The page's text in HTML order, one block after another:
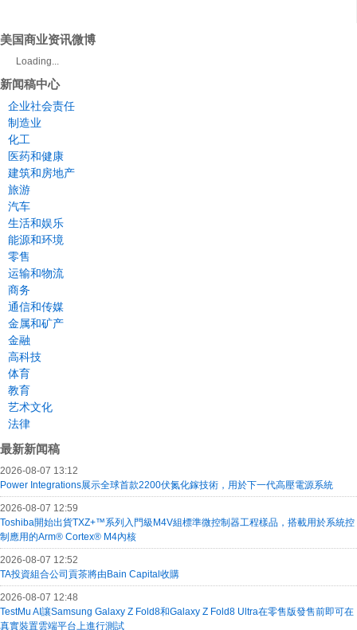
美国商业资讯微博
Loading...
新闻稿中心
企业社会责任
制造业
化工
医药和健康
建筑和房地产
旅游
汽车
生活和娱乐
能源和环境
零售
运输和物流
商务
通信和传媒
金属和矿产
金融
高科技
体育
教育
艺术文化
法律
最新新闻稿
2026-08-07 13:12
Power Integrations展示全球首款2200伏氮化鎵技術，用於下一代高壓電源系統
2026-08-07 12:59
Toshiba開始出貨TXZ+™系列入門級M4V組標準微控制器工程樣品，搭載用於系統控
制應用的Arm® Cortex® M4內核
2026-08-07 12:52
TA投資組合公司貢茶將由Bain Capital收購
2026-08-07 12:48
TestMu AI讓Samsung Galaxy Z Fold8和Galaxy Z Fold8 Ultra在零售版發售前即可在
真實裝置雲端平台上進行測試